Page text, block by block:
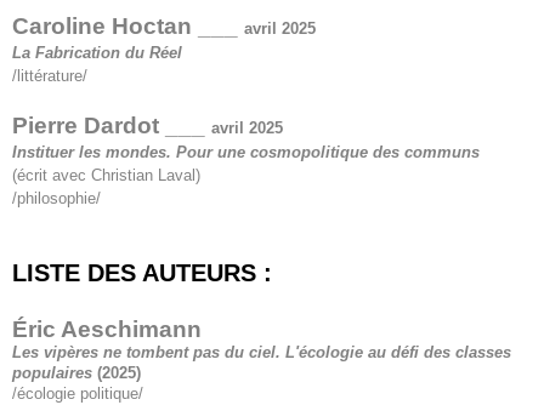
Caroline Hoctan ___
avril 2025
La Fabrication du Réel
/littérature/
Pierre Dardot ___
avril 2025
Instituer les mondes. Pour une cosmopolitique des communs
(écrit avec Christian Laval)
/philosophie/
LISTE DES AUTEURS :
Éric Aeschimann
Les vipères ne tombent pas du ciel. L'écologie au défi des classes
populaires (2025)
/écologie politique/